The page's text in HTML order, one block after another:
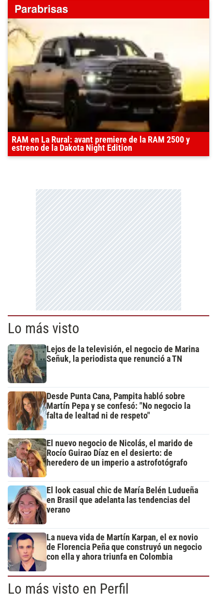
RAM en La Rural: avant premiere de la RAM 2500 y
estreno de la Dakota Night Edition
Lo más visto
Lejos de la televisión, el negocio de Marina
Señuk, la periodista que renunció a TN
Desde Punta Cana, Pampita habló sobre
Martín Pepa y se confesó: "No negocio la
falta de lealtad ni de respeto"
El nuevo negocio de Nicolás, el marido de
Rocío Guirao Díaz en el desierto: de
heredero de un imperio a astrofotógrafo
El look casual chic de María Belén Ludueña
en Brasil que adelanta las tendencias del
verano
La nueva vida de Martín Karpan, el ex novio
de Florencia Peña que construyó un negocio
con ella y ahora triunfa en Colombia
Lo más visto en Perfil